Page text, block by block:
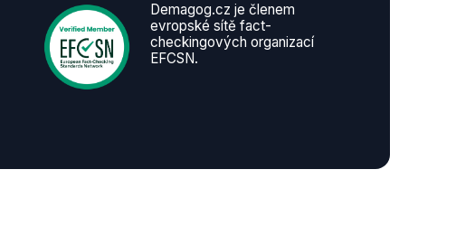
Demagog.cz je členem
evropské sítě fact-
checkingových organizací
EFCSN.